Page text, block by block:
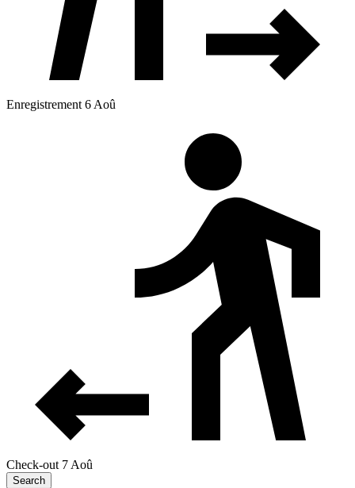
Enregistrement 6 Aoû
Check-out 7 Aoû
Search